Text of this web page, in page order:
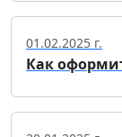
01.02.2025 г.
Как